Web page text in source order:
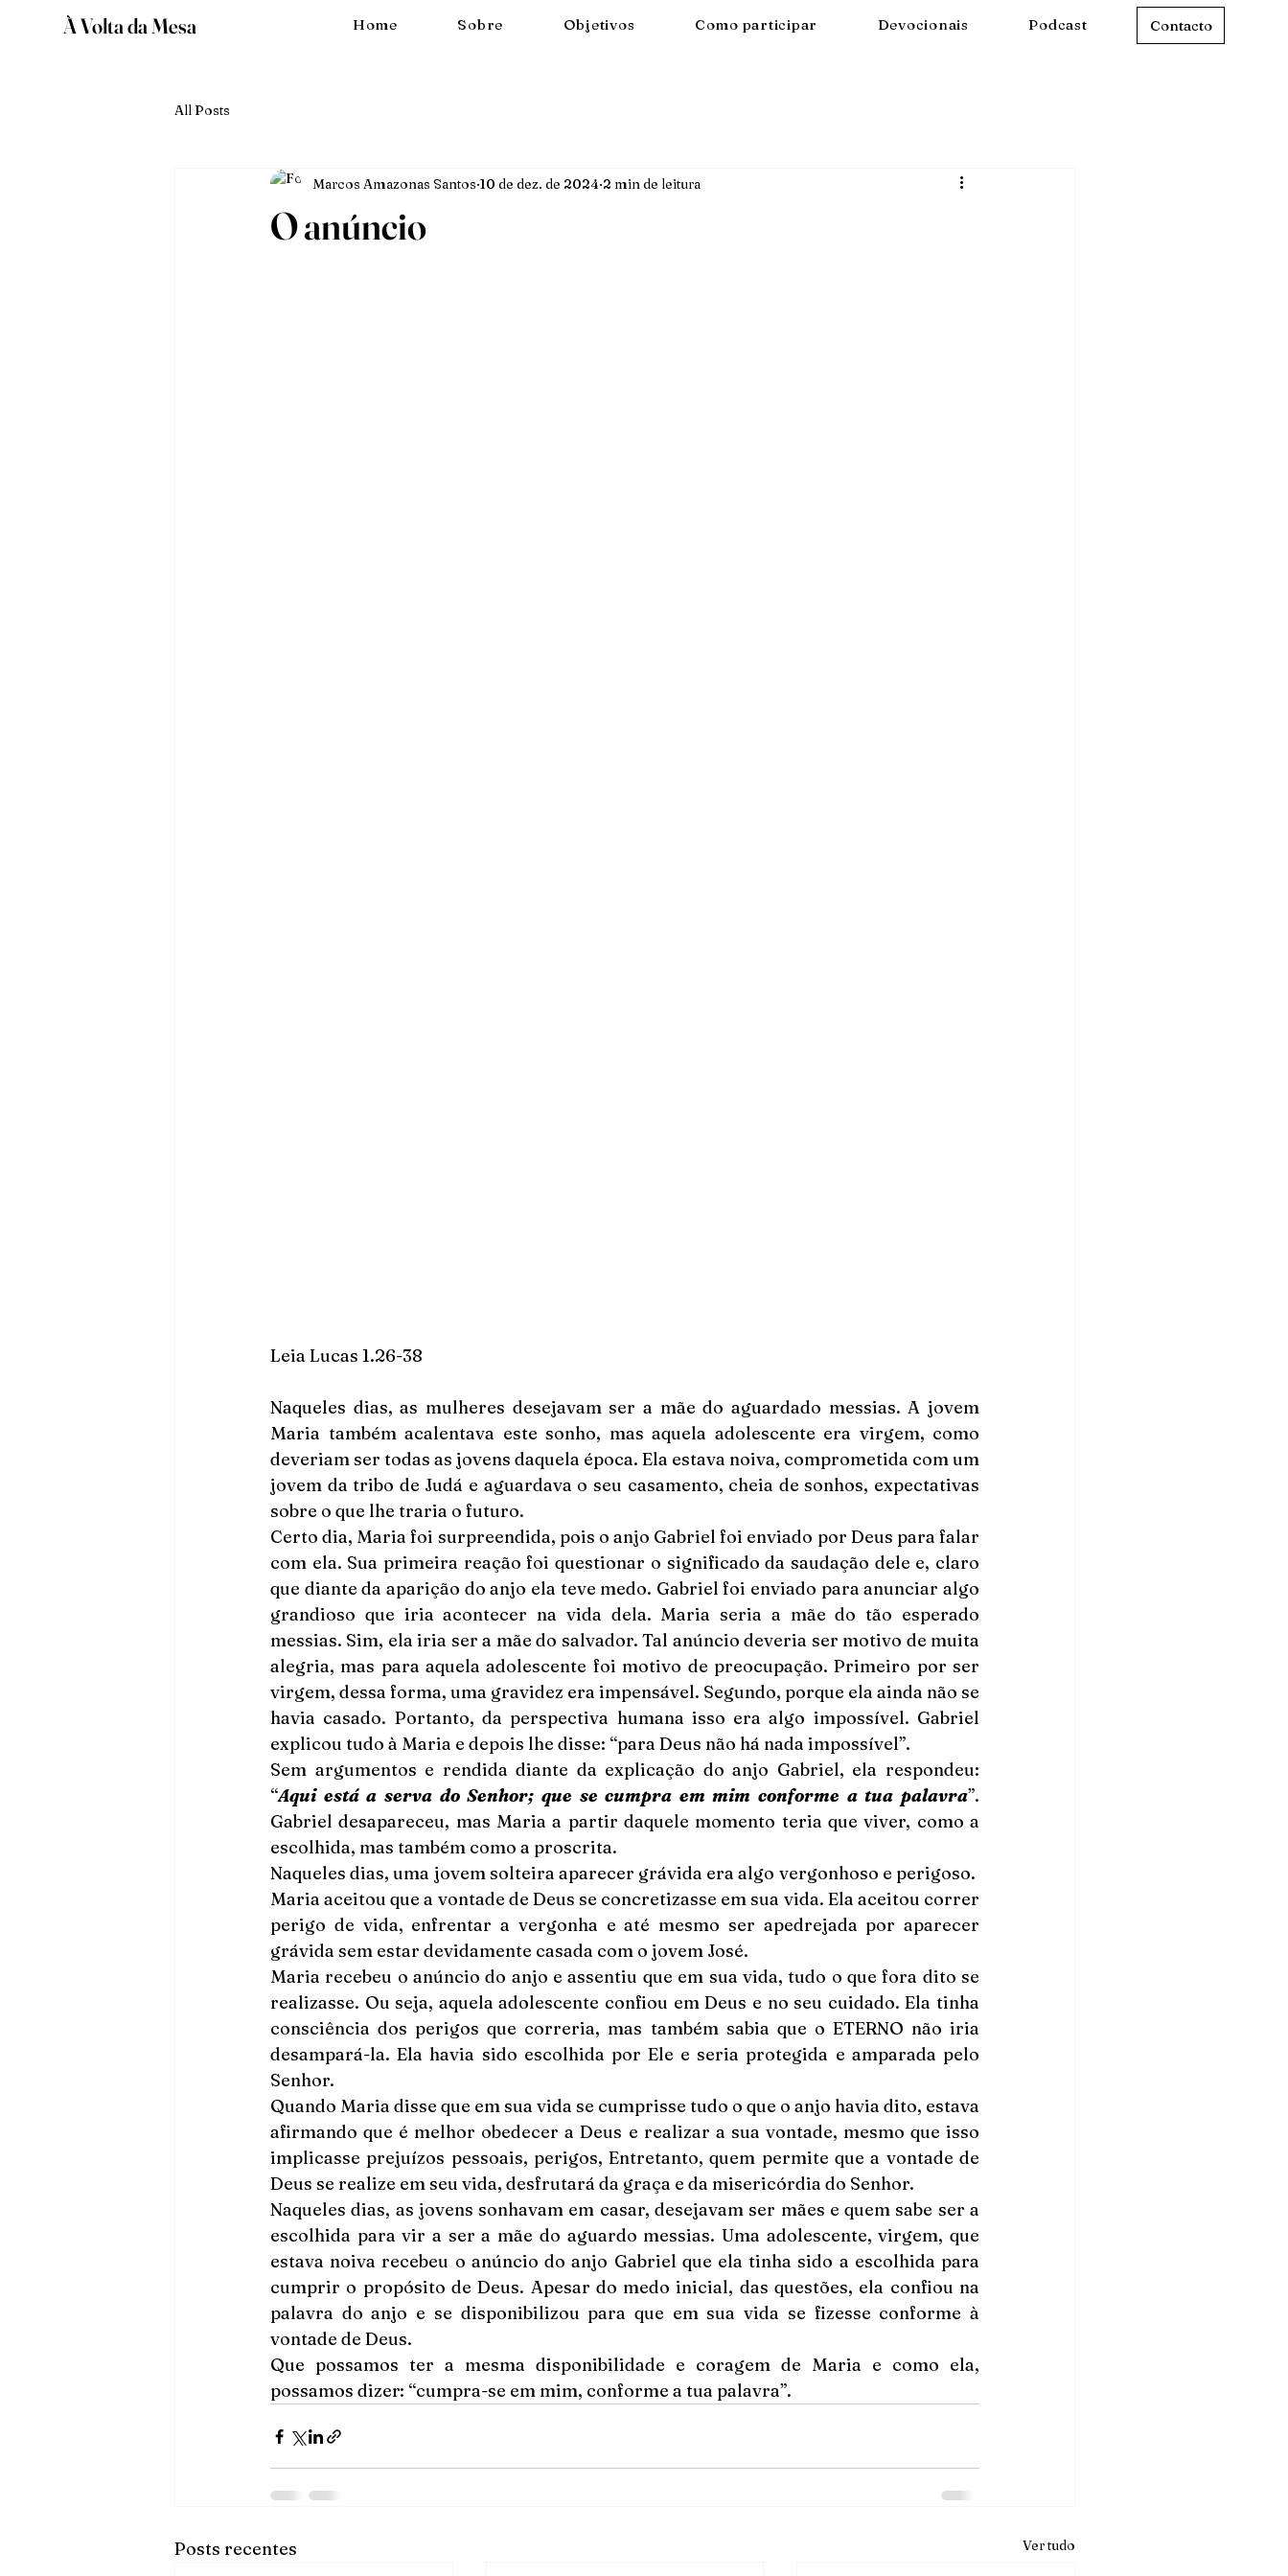
À Volta da Mesa Home Sobre Objetivos Como participar Devocionais Podcast Contacto
All Posts
O anúncio
Marcos Amazonas Santos 10 de dez. de 2024 2 min de leitura
Leia Lucas 1.26-38
Naqueles dias, as mulheres desejavam ser a mãe do aguardado messias. A jovem
Maria também acalentava este sonho, mas aquela adolescente era virgem, como
deveriam ser todas as jovens daquela época. Ela estava noiva, comprometida com um
jovem da tribo de Judá e aguardava o seu casamento, cheia de sonhos, expectativas
sobre o que lhe traria o futuro.
Certo dia, Maria foi surpreendida, pois o anjo Gabriel foi enviado por Deus para falar
com ela. Sua primeira reação foi questionar o significado da saudação dele e, claro
que diante da aparição do anjo ela teve medo. Gabriel foi enviado para anunciar algo
grandioso que iria acontecer na vida dela. Maria seria a mãe do tão esperado
messias. Sim, ela iria ser a mãe do salvador. Tal anúncio deveria ser motivo de muita
alegria, mas para aquela adolescente foi motivo de preocupação. Primeiro por ser
virgem, dessa forma, uma gravidez era impensável. Segundo, porque ela ainda não se
havia casado. Portanto, da perspectiva humana isso era algo impossível. Gabriel
explicou tudo à Maria e depois lhe disse: “para Deus não há nada impossível”.
Sem argumentos e rendida diante da explicação do anjo Gabriel, ela respondeu:
“Aqui está a serva do Senhor; que se cumpra em mim conforme a tua palavra”.
Gabriel desapareceu, mas Maria a partir daquele momento teria que viver, como a
escolhida, mas também como a proscrita.
Naqueles dias, uma jovem solteira aparecer grávida era algo vergonhoso e perigoso.
Maria aceitou que a vontade de Deus se concretizasse em sua vida. Ela aceitou correr
perigo de vida, enfrentar a vergonha e até mesmo ser apedrejada por aparecer
grávida sem estar devidamente casada com o jovem José.
Maria recebeu o anúncio do anjo e assentiu que em sua vida, tudo o que fora dito se
realizasse. Ou seja, aquela adolescente confiou em Deus e no seu cuidado. Ela tinha
consciência dos perigos que correria, mas também sabia que o ETERNO não iria
desampará-la. Ela havia sido escolhida por Ele e seria protegida e amparada pelo
Senhor.
Quando Maria disse que em sua vida se cumprisse tudo o que o anjo havia dito, estava
afirmando que é melhor obedecer a Deus e realizar a sua vontade, mesmo que isso
implicasse prejuízos pessoais, perigos, Entretanto, quem permite que a vontade de
Deus se realize em seu vida, desfrutará da graça e da misericórdia do Senhor.
Naqueles dias, as jovens sonhavam em casar, desejavam ser mães e quem sabe ser a
escolhida para vir a ser a mãe do aguardo messias. Uma adolescente, virgem, que
estava noiva recebeu o anúncio do anjo Gabriel que ela tinha sido a escolhida para
cumprir o propósito de Deus. Apesar do medo inicial, das questões, ela confiou na
palavra do anjo e se disponibilizou para que em sua vida se fizesse conforme à
vontade de Deus.
Que possamos ter a mesma disponibilidade e coragem de Maria e como ela,
possamos dizer: “cumpra-se em mim, conforme a tua palavra”.
Posts recentes Ver tudo